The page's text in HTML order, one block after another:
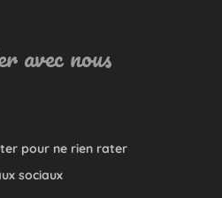
avec nous
pour ne rien rater
sociaux